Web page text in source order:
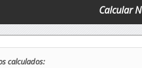
calculados: